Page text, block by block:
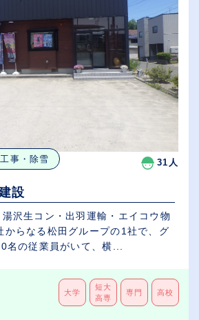
事・除雪 31人
設
沢生コン・出羽運輸・エイコウ物
からなる松田グループの1社で、グ
名の従業員がいて、横...
大学
短大
高専
専門 高校